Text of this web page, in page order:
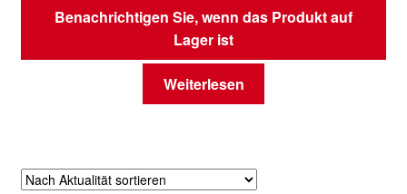
Benachrichtigen Sie, wenn das Produkt auf
Lager ist
Weiterlesen